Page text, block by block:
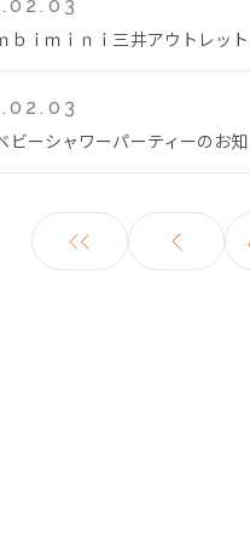
ｂｉｍｉｎｉ三井アウトレッ
ビーシャワーパーティーのお